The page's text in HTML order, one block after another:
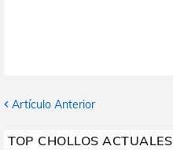
Artículo Anterior
TOP CHOLLOS ACTUALES